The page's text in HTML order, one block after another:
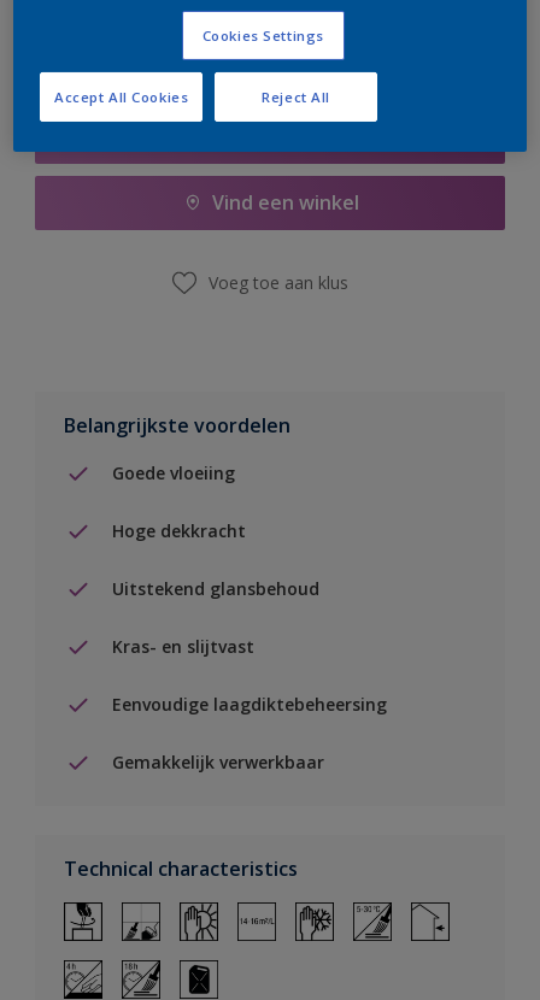
Vind een winkel
Voeg toe aan klus
Belangrijkste voordelen
Goede vloeiing
Hoge dekkracht
Uitstekend glansbehoud
Kras- en slijtvast
Eenvoudige laagdiktebeheersing
Gemakkelijk verwerkbaar
Technical characteristics
Cookies Settings
Reject All
Accept All Cookies